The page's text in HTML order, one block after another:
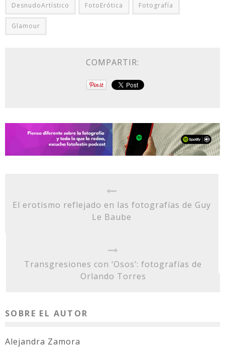
DesnudoArtístico FotoErótica Fotografía
Glamour
COMPARTIR:
El erotismo reflejado en las fotografías de Guy
Le Baube
Transgresiones con ‘Osos’: fotografías de
Orlando Torres
SOBRE EL AUTOR
Alejandra Zamora